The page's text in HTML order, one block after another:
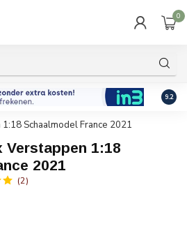
0
9.2
Schaalmodel France 2021
Verstappen 1:18
2021
(2)